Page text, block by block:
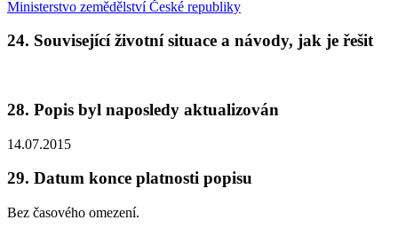
Ministerstvo zemědělství České republiky
24. Související životní situace a návody, jak je řešit
28. Popis byl naposledy aktualizován
14.07.2015
29. Datum konce platnosti popisu
Bez časového omezení.